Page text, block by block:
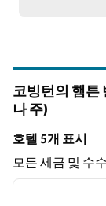
코빙턴의 햄튼
나 주)
호텔 5개 표시
호텔 5개 표시
모든 세금 및 수
1/12